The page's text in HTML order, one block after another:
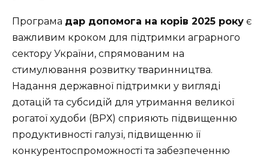
Програма дар допомога на корів 2025 року є
важливим кроком для підтримки аграрного
сектору України, спрямованим на
стимулювання розвитку тваринництва.
Надання державної підтримки у вигляді
дотацій та субсидій для утримання великої
рогатої худоби (ВРХ) сприяють підвищенню
продуктивності галузі, підвищенню її
конкурентоспроможності та забезпеченню